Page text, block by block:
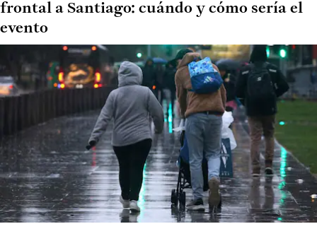
frontal a Santiago: cuándo y cómo sería el
evento